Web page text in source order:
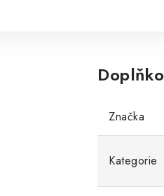
Značka
Kategorie